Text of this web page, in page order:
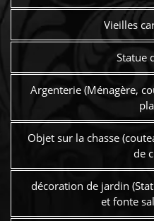
Vieilles
Statue
Argenterie (Ménagère,
Objet sur la chasse
de
décoration de jardin
et fonte